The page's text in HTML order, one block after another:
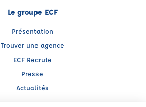
Le groupe ECF
Présentation
Trouver une agence
ECF Recrute
Presse
Actualités